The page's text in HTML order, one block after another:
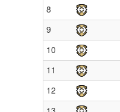
8
9
10
11
12